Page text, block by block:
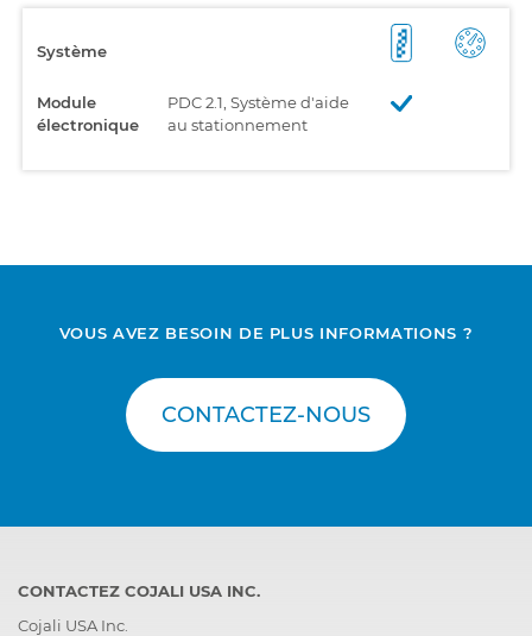
Système
Module
électronique
PDC 2.1, Système d'aide
au stationnement
VOUS AVEZ BESOIN DE PLUS INFORMATIONS ?
CONTACTEZ-NOUS
CONTACTEZ COJALI USA INC.
Cojali USA Inc.